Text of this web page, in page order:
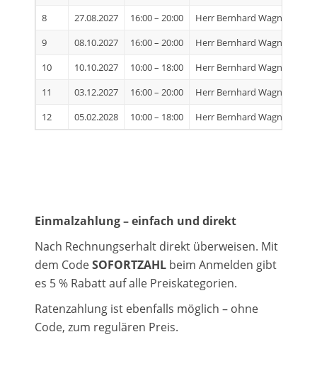
8
27.08.2027 16:00 – 20:00 Herr Bernhard Wagner
9
08.10.2027 16:00 – 20:00 Herr Bernhard Wagner
10
10.10.2027 10:00 – 18:00 Herr Bernhard Wagner
11
03.12.2027 16:00 – 20:00 Herr Bernhard Wagner
12
05.02.2028 10:00 – 18:00 Herr Bernhard Wagner
Einmalzahlung – einfach und direkt
Nach Rechnungserhalt direkt überweisen. Mit
dem CodeSOFORTZAHLbeim Anmelden gibt
es 5 % Rabatt auf alle Preiskategorien.
Ratenzahlung ist ebenfalls möglich – ohne
Code, zum regulären Preis.